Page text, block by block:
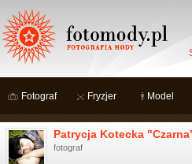
Fotograf Fryzjer Model
Patrycja Kotecka
fotograf